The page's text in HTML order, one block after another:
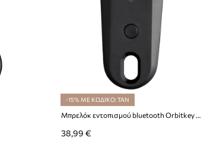
-15% ΜΕ ΚΩΔΙΚΟ: TAN
Μπρελόκ εντοπισμού bluetooth Orbitkey x Chipolo 6,5 x 2,5 cm
38,99 €